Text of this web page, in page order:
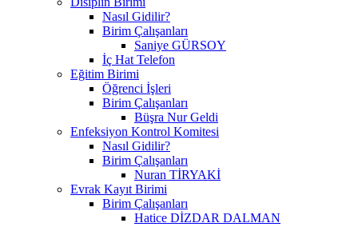
Nasıl Gidilir?
Birim Çalışanları
Saniye GÜRSOY
İç Hat Telefon
Eğitim Birimi
Öğrenci İşleri
Birim Çalışanları
Büşra Nur Geldi
Enfeksiyon Kontrol Komitesi
Nasıl Gidilir?
Birim Çalışanları
Nuran TİRYAKİ
Evrak Kayıt Birimi
Birim Çalışanları
Hatice DİZDAR DALMAN